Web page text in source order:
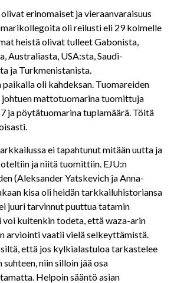
erinomaiset ja vieraanvaraisuus
oli reilusti eli 29 kolmelle
heistä olivat tulleet Gabonista,
Australiasta, USA:sta, Saudi-
ja Turkmenistanista.
oli kahdeksan. Tuomareiden
johtuen mattotuomarina tuomittuja
ja pöytätuomarina tuplamäärä. Töitä
ei tapahtunut mitään uutta ja
ja niitä tuomittiin. EJU:n
(Aleksander Yatskevich ja Anna-
kisa oli heidän tarkkailuhistoriansa
juuri tarvinnut puuttua tatamin
voi kuitenkin todeta, että waza-arin
arviointi vaatii vielä selkeyttämistä.
että jos kylkialastuloa tarkastelee
niin silloin jää osa
Helpoin sääntö asian